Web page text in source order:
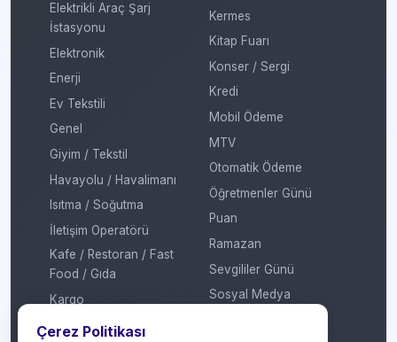
Elektrikli Araç Şarj
İstasyonu
Elektronik
Enerji
Ev Tekstili
Genel
Giyim / Tekstil
Havayolu / Havalimanı
Isıtma / Soğutma
İletişim Operatörü
Kafe / Restoran / Fast
Food / Gıda
Kargo
Konaklama
Kermes
Kitap Fuarı
Konser / Sergi
Kredi
Mobil Ödeme
MTV
Otomatik Ödeme
Öğretmenler Günü
Puan
Ramazan
Sevgililer Günü
Sosyal Medya
Çerez Politikası